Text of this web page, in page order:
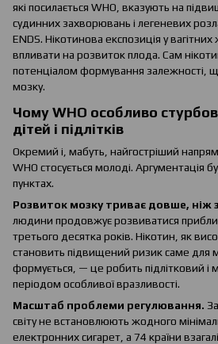
які посилається WHO, вказують на
судинних захворювань і легеневих
ENDS. Нікотинова експозиція у
впливати на розвиток плода. Сам
потенціалом формування залежності,
мозку.
Чому WHO особливо
дітей і підлітків
Окремий і, мабуть, найгостріший
WHO стосується молоді. Аргументація
пунктах.
Розвиток мозку триває довше, ніж
людини продовжує розвиватися
третього десятка років. Нікотин, як
становить підвищений ризик саме для
формується, — це робить підлітковий і
періодом особливої вразливості.
Масштаб проблеми регулювання.
світу не встановлюють жодного
електронних сигарет, а 74 країни